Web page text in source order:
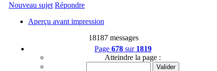
Nouveau sujet Répondre
Aperçu avant impression
18187 messages
Page 678 sur 1819
Atteindre la page :